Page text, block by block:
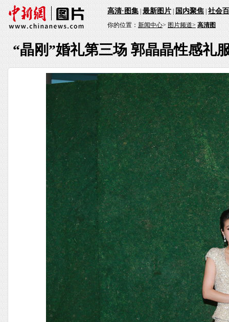
高清·图集|最新图片|国内聚焦|社会
你的位置：新闻中心>图片频道> 高清图
“晶刚”婚礼第三场 郭晶晶性感礼